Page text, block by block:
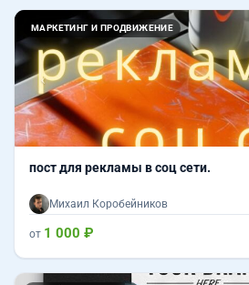
МАРКЕТИНГ И ПРОДВИЖЕНИЕ
Назад
пост для рекламы в соц сети.
Михаил Коробейников
от 1 000 ₽